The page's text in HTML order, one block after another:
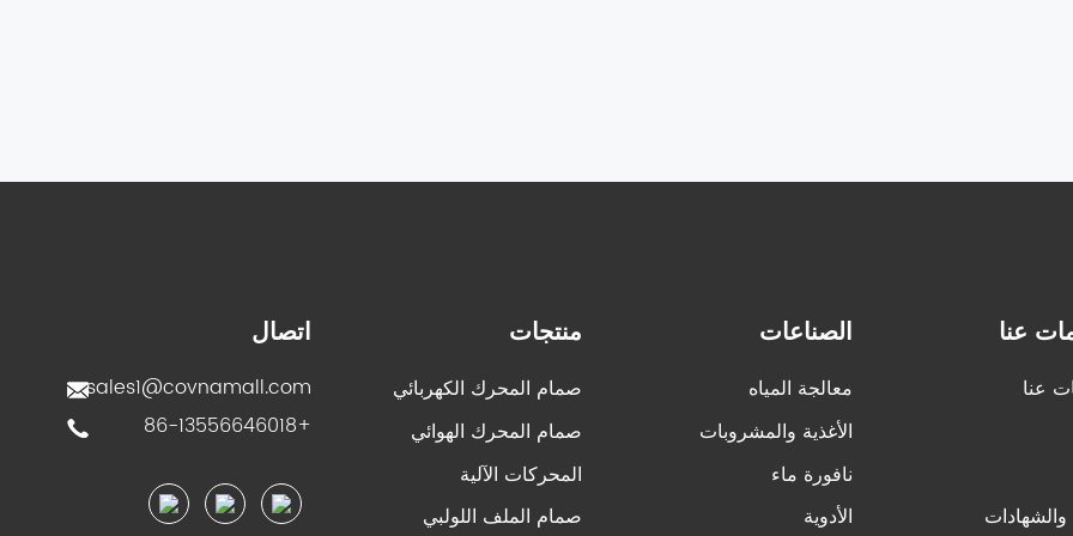
عنا
عنا
والشهادات
الصناعات
معالجة المياه
الأغذية والمشروبات
نافورة ماء
الأدوية
منتجات
صمام المحرك الكهربائي
صمام المحرك الهوائي
المحركات الآلية
صمام الملف اللولبي
اتصال
sales1@covnamall.com
+86-13556646018